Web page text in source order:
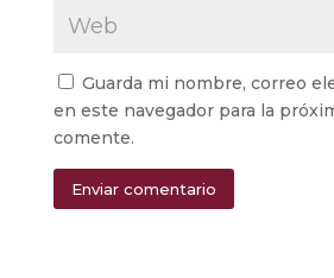
Guarda mi nombre, correo
en este navegador para la
comente.
Enviar comentario